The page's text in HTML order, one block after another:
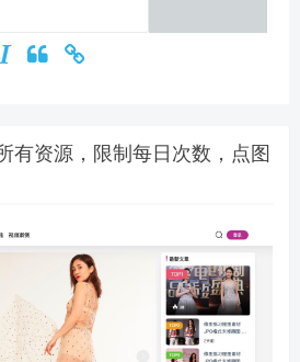
有资源，限制每日次数，点图